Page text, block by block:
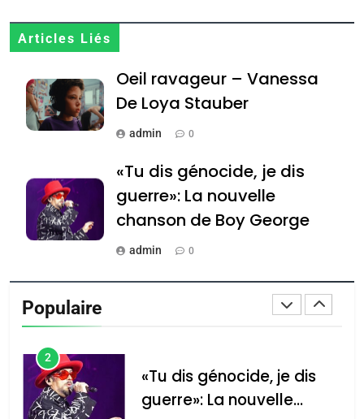
Articles Liés
Oeil ravageur – Vanessa
De Loya Stauber
admin 0
«Tu dis génocide, je dis
guerre»: La nouvelle
chanson de Boy George
admin 0
Tout sur la Nostalgie
נשיא המדינה יצחק
הרצוג נפגש עם
נשיא ארגנטינה
Accords d’Isaac: l’alliance
pourrait s’étendre à 13
Populaire
8
Tafraout, le miel de Tadla
Azilal consacrés produits
du terroir
DAFINA MAROC
Oeil ravageur – Vanessa
De Loya Stauber
guerre»: La nouvelle
chanson de Boy George
3
Tout sur la Nostalgie